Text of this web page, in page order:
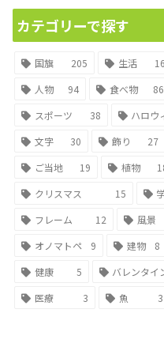
カテゴリーで探す
国旗 205 生活
人物
94 食べ物 86
スポーツ
38 ハロウ
文字
30 飾り 27
ご当地
19 植物
クリスマス
15
フレーム
12 風景
オノマトペ
9 建物 8
健康
5 バレンタイ
医療
3 魚 3